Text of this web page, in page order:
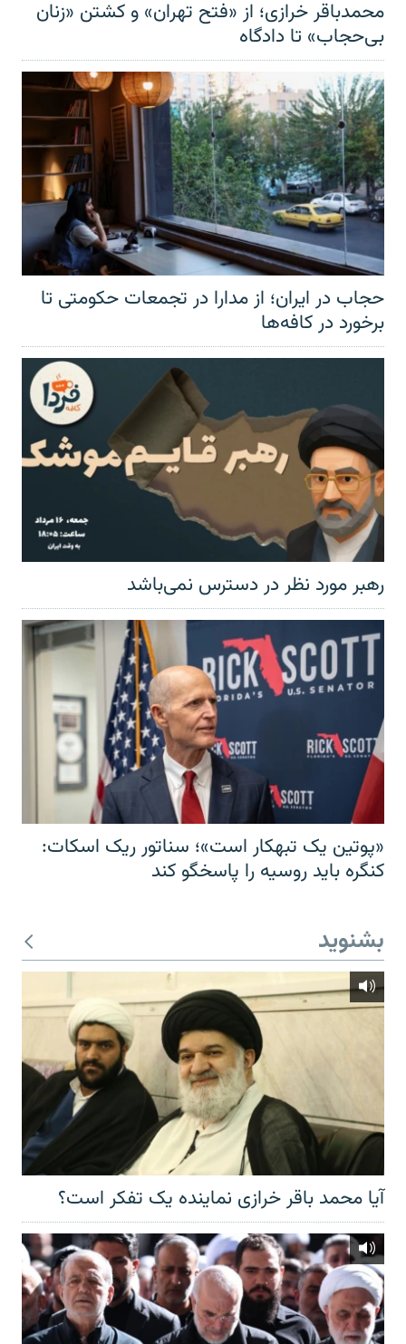
محمدباقر خرازی؛ از «فتح تهران» و کشتن «زنان
بی‌حجاب» تا دادگاه
حجاب در ایران؛ از مدارا در تجمعات حکومتی تا
برخورد در کافه‌ها
رهبر مورد نظر در دسترس نمی‌باشد
«پوتین یک تبهکار است»؛ سناتور ریک اسکات:
کنگره باید روسیه را پاسخگو کند
بشنوید
آیا محمد باقر خرازی نماینده یک تفکر است؟